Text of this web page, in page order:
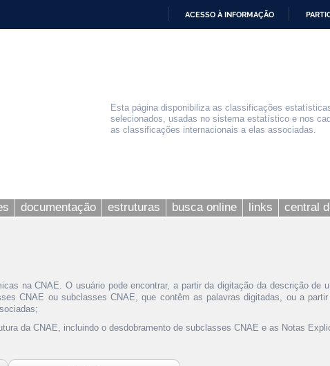
ACESSO À INFORMAÇÃO
Esta página disponibiliza as classificações
selecionados, usadas no sistema estatístico e nos
as classificações internacionais a elas associadas.
documentação estruturas busca online links central
na CNAE. O usuário pode encontrar, a partir da digitação da descrição de
CNAE ou subclasses CNAE, que contêm as palavras digitadas, ou a
da CNAE, incluindo o desdobramento de subclasses CNAE e as Notas